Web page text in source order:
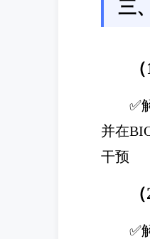
三
✅
并在
干预
✅